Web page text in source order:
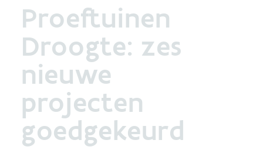
Proeftuinen
Droogte: zes
nieuwe
projecten
goedgekeurd